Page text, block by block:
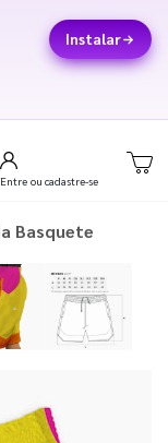
Instalar
Entre ou cadastre-se
Basquete